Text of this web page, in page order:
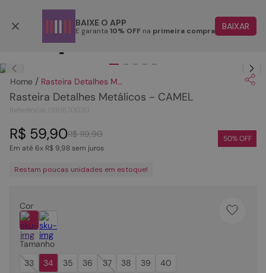
BAIXE O APP
E garanta 10% OFF na primeira compra BAIXAR
Rasteira Detalhes Metálicos - CAMEL
Rasteira Detalhes Metálicos - CAMEL
R$ 119,90
R$ 59,90
Em até6x R$ 9,98sem juros
50% OFF
Restam poucas unidades em estoque!
Cor
Tamanho
33
34 35 36 37 38 39 40
1º
2º
tenis
4º
rasteira
5º
sandalia
6º
tamanco
sapatilha
couro
10º scarpin